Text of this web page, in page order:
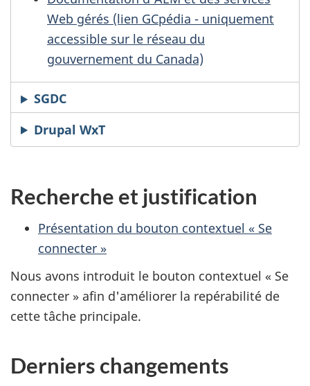
Web gérés (lien GCpédia - uniquement
accessible sur le réseau du
gouvernement du Canada)
SGDC
Drupal WxT
Recherche et justification
Présentation du bouton contextuel « Se
connecter »
Nous avons introduit le bouton contextuel « Se
connecter » afin d'améliorer la repérabilité de
cette tâche principale.
Derniers changements